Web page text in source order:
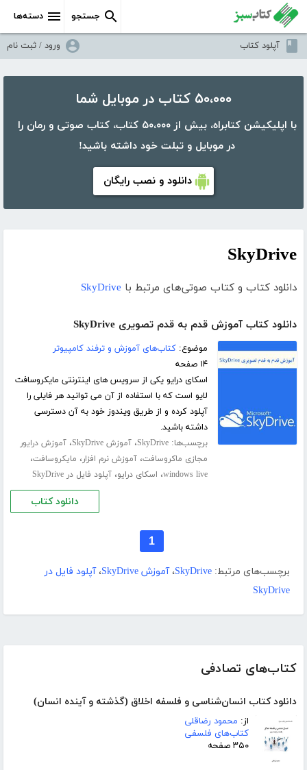
دسته‌ها جستجو
آپلود کتاب ورود / ثبت نام
۵۰،۰۰۰ کتاب در موبایل شما
با اپلیکیشن کتابراه، بیش از ۵۰،۰۰۰ کتاب، کتاب صوتی و رمان را
در موبایل و تبلت خود داشته باشید!
دانلود و نصب رایگان
کتاب‌های تصادفی
دانلود کتاب انسان‌شناسی و فلسفه اخلاق (گذشته و آینده انسان)
از: محمود رضاقلی
کتاب‌های فلسفی
۳۵۰ صفحه
SkyDrive
دانلود کتاب و کتاب صوتی‌های مرتبط با SkyDrive
دانلود کتاب آموزش قدم به قدم تصویری SkyDrive
موضوع:کتاب‌های آموزش و ترفند کامپیوتر
۱۴ صفحه
اسکای درایو یکی از سرویس های اینترنتی مایکروسافت
لایو است که با استفاده از آن می توانید هر فایلی را
آپلود کرده و از طریق ویندوز خود به آن دسترسی
داشته باشید.
برچسب‌ها:SkyDrive،آموزش SkyDrive ،آموزش درایور
مجازی ماکروسافت،آموزش نرم افزار، مایکروسافت،
windows live، اسکای درایو،آپلود فایل در SkyDrive
دانلود کتاب
1
برچسب‌های مرتبط: SkyDrive،آموزش SkyDrive ،آپلود فایل در
SkyDrive